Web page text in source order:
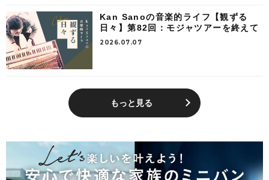
Kan Sanoの音楽的ライフ【観ずる
日々】第82回：モジャツアーを終えて
2026.07.07
もっと見る